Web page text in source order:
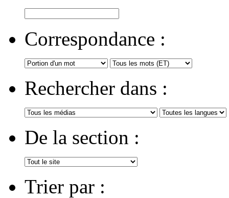
Correspondance :
Rechercher dans :
De la section :
Trier par :